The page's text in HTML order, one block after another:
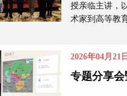
授亲临主讲，
术家到高等教
2026年04月21日
专题分享